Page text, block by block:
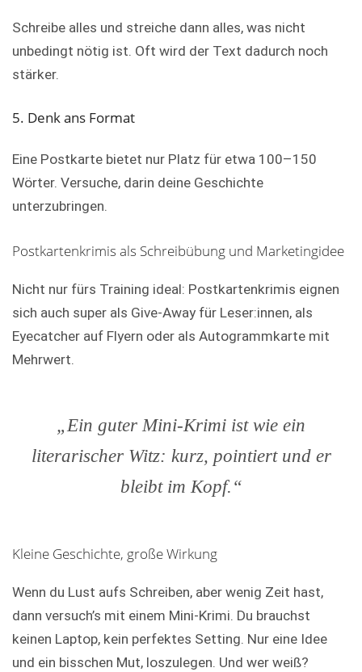
Schreibe alles und streiche dann alles, was nicht
unbedingt nötig ist. Oft wird der Text dadurch noch
stärker.
5. Denk ans Format
Eine Postkarte bietet nur Platz für etwa 100–150
Wörter. Versuche, darin deine Geschichte
unterzubringen.
Postkartenkrimis als Schreibübung und Marketingidee
Nicht nur fürs Training ideal: Postkartenkrimis eignen
sich auch super als Give-Away für Leser:innen, als
Eyecatcher auf Flyern oder als Autogrammkarte mit
Mehrwert.
„Ein guter Mini-Krimi ist wie ein
literarischer Witz: kurz, pointiert und er
bleibt im Kopf.“
Kleine Geschichte, große Wirkung
Wenn du Lust aufs Schreiben, aber wenig Zeit hast,
dann versuch’s mit einem Mini-Krimi. Du brauchst
keinen Laptop, kein perfektes Setting. Nur eine Idee
und ein bisschen Mut, loszulegen. Und wer weiß?